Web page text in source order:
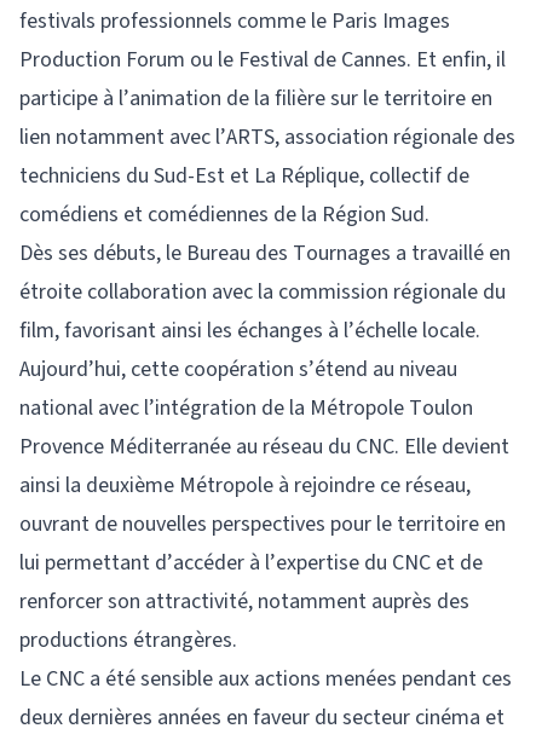
festivals professionnels comme le Paris Images
Production Forum ou le Festival de Cannes. Et enfin, il
participe à l’animation de la filière sur le territoire en
lien notamment avec l’ARTS, association régionale des
techniciens du Sud-Est et La Réplique, collectif de
comédiens et comédiennes de la Région Sud.
Dès ses débuts, le Bureau des Tournages a travaillé en
étroite collaboration avec la commission régionale du
film, favorisant ainsi les échanges à l’échelle locale.
Aujourd’hui, cette coopération s’étend au niveau
national avec l’intégration de la Métropole Toulon
Provence Méditerranée au réseau du CNC. Elle devient
ainsi la deuxième Métropole à rejoindre ce réseau,
ouvrant de nouvelles perspectives pour le territoire en
lui permettant d’accéder à l’expertise du CNC et de
renforcer son attractivité, notamment auprès des
productions étrangères.
Le CNC a été sensible aux actions menées pendant ces
deux dernières années en faveur du secteur cinéma et